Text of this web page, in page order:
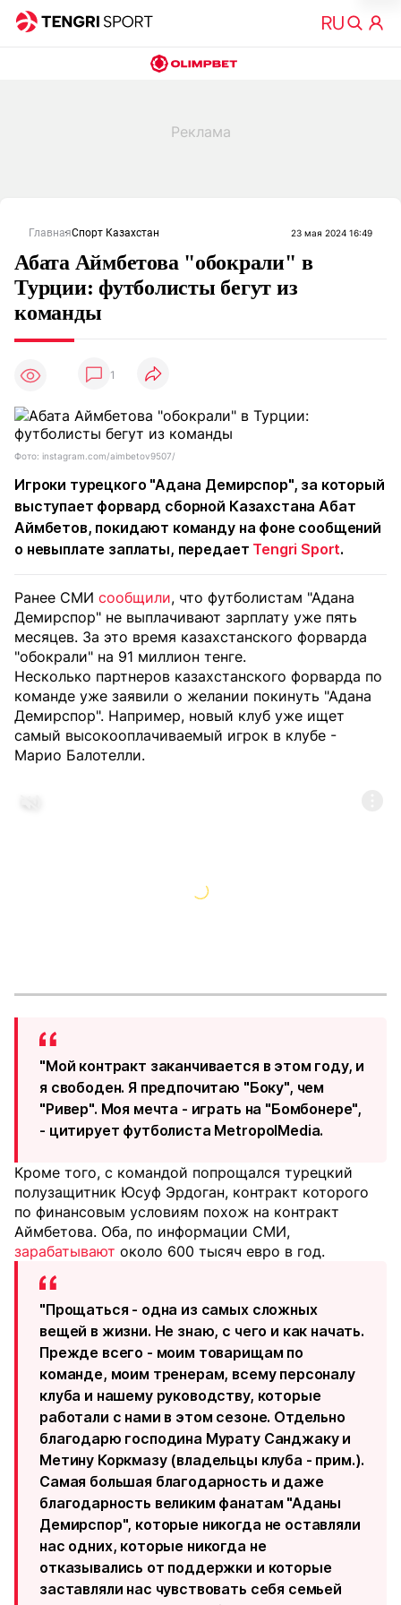
ГлавнаяСпорт Казахстан 23 мая 2024 16:49
Абата Аймбетова "обокрали" в
Турции: футболисты бегут из
команды
1
Фото: instagram.com/aimbetov9507/
Игроки турецкого "Адана Демирспор", за который
выступает форвард сборной Казахстана Абат
Аймбетов, покидают команду на фоне сообщений
о невыплате заплаты, передает Tengri Sport.
Ранее СМИ сообщили, что футболистам "Адана
Демирспор" не выплачивают зарплату уже пять
месяцев. За это время казахстанского форварда
"обокрали" на 91 миллион тенге.
Несколько партнеров казахстанского форварда по
команде уже заявили о желании покинуть "Адана
Демирспор". Например, новый клуб уже ищет
самый высокооплачиваемый игрок в клубе -
Марио Балотелли.
"Мой контракт заканчивается в этом году, и
я свободен. Я предпочитаю "Боку", чем
"Ривер". Моя мечта - играть на "Бомбонере",
- цитирует футболиста MetropolMedia.
Кроме того, с командой попрощался турецкий
полузащитник Юсуф Эрдоган, контракт которого
по финансовым условиям похож на контракт
Аймбетова. Оба, по информации СМИ,
зарабатывают около 600 тысяч евро в год.
"Прощаться - одна из самых сложных
вещей в жизни. Не знаю, с чего и как начать.
Прежде всего - моим товарищам по
команде, моим тренерам, всему персоналу
клуба и нашему руководству, которые
работали с нами в этом сезоне. Отдельно
благодарю господина Мурату Санджаку и
Метину Коркмазу (владельцы клуба - прим.).
Самая большая благодарность и даже
благодарность великим фанатам "Аданы
Демирспор", которые никогда не оставляли
нас одних, которые никогда не
отказывались от поддержки и которые
заставляли нас чувствовать себя семьей